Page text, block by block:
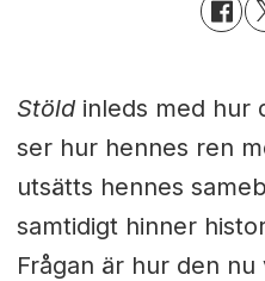
Stöldinleds med hur
ser hur hennes ren
utsätts hennes
samtidigt hinner
Frågan är hur den